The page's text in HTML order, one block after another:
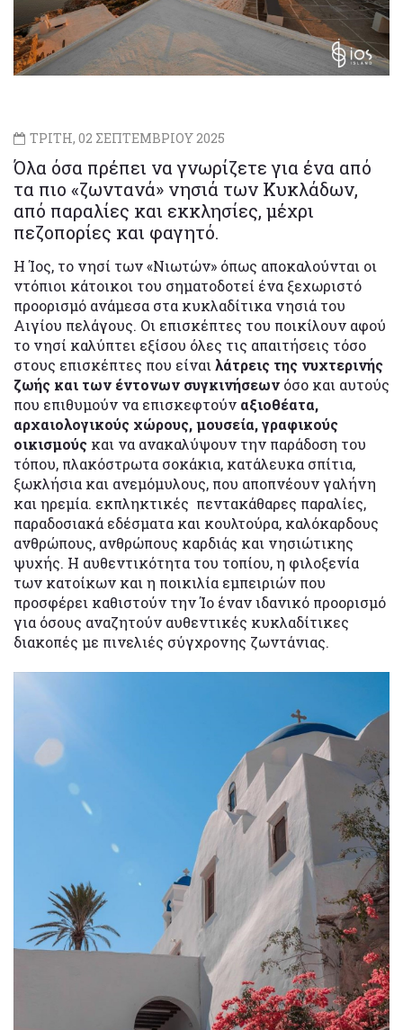
ΤΡΙΤΗ, 02 ΣΕΠΤΕΜΒΡΙΟΥ 2025
Όλα όσα πρέπει να γνωρίζετε για ένα από
τα πιο «ζωντανά» νησιά των Κυκλάδων,
από παραλίες και εκκλησίες, μέχρι
πεζοπορίες και φαγητό.
Η Ίος, το νησί των «Νιωτών» όπως αποκαλούνται οι
ντόπιοι κάτοικοι του σηματοδοτεί ένα ξεχωριστό
προορισμό ανάμεσα στα κυκλαδίτικα νησιά του
Αιγίου πελάγους. Οι επισκέπτες του ποικίλουν αφού
το νησί καλύπτει εξίσου όλες τις απαιτήσεις τόσο
στους επισκέπτες που είναιλάτρεις της νυχτερινής
ζωής και των έντονων συγκινήσεων όσο και αυτούς
που επιθυμούν να επισκεφτούν αξιοθέατα,
αρχαιολογικούς χώρους, μουσεία, γραφικούς
οικισμούς και να ανακαλύψουν την παράδοση του
τόπου, πλακόστρωτα σοκάκια, κατάλευκα σπίτια,
ξωκλήσια και ανεμόμυλους, που αποπνέουν γαλήνη
και ηρεμία. εκπληκτικές πεντακάθαρες παραλίες,
παραδοσιακά εδέσματα και κουλτούρα, καλόκαρδους
ανθρώπους, ανθρώπους καρδιάς και νησιώτικης
ψυχής. Η αυθεντικότητα του τοπίου, η φιλοξενία
των κατοίκων και η ποικιλία εμπειριών που
προσφέρει καθιστούν την Ίο έναν ιδανικό προορισμό
για όσους αναζητούν αυθεντικές κυκλαδίτικες
διακοπές με πινελιές σύγχρονης ζωντάνιας.